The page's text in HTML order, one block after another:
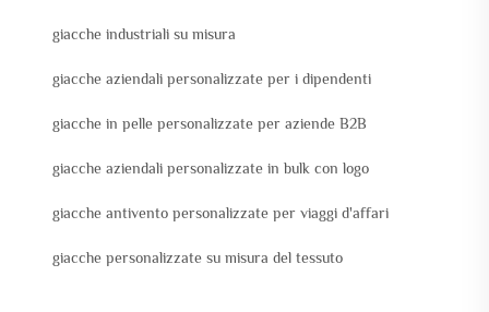
giacche industriali su misura
giacche aziendali personalizzate per i dipendenti
giacche in pelle personalizzate per aziende B2B
giacche aziendali personalizzate in bulk con logo
giacche antivento personalizzate per viaggi d'affari
giacche personalizzate su misura del tessuto